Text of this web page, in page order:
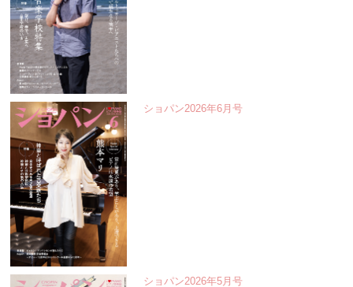
ショパン2026年6月号
ショパン2026年5月号